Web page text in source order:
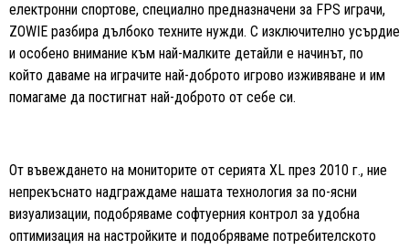
електронни спортове, специално предназначени за FPS играчи,
ZOWIE разбира дълбоко техните нужди. С изключително усърдие
и особено внимание към най-малките детайли е начинът, по
който даваме на играчите най-доброто игрово изживяване и им
помагаме да постигнат най-доброто от себе си.
От въвеждането на мониторите от серията XL през 2010 г., ние
непрекъснато надграждаме нашата технология за по-ясни
визуализации, подобряваме софтуерния контрол за удобна
оптимизация на настройките и подобряваме потребителското